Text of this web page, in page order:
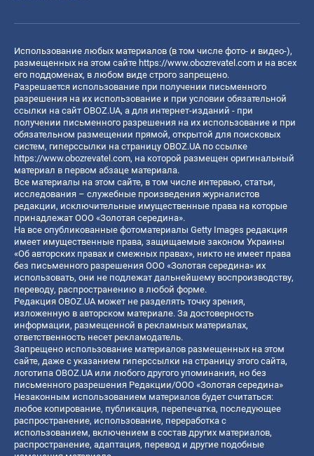
Использование любых материалов (в том числе фото- и видео-),
размещенных на этом сайте https://www.obozrevatel.com и на всех
его поддоменах, в любом виде строго запрещено.
Разрешается использование при получении письменного
разрешения на их использование и при условии обязательной
ссылки на сайт OBOZ.UA, а для интернет-изданий - при
получении письменного разрешения на их использование и при
обязательном размещении прямой, открытой для поисковых
систем, гиперссылки на страницу OBOZ.UA по ссылке
https://www.obozrevatel.com, на которой размещен оригинальный
материал в первом абзаце материала.
Все материалы на этом сайте, в том числе интервью, статьи,
исследования – служебные произведения журналистов
редакции, исключительные имущественные права на которые
принадлежат ООО «Золотая середина».
На все опубликованные фотоматериалы Getty Images редакция
имеет имущественные права, защищаемые законом Украины
«Об авторских правах и смежных правах», никто не имеет права
без письменного разрешения ООО «Золотая середина» их
использовать, они не подлежат дальнейшему воспроизводству,
переводу, распространению в любой форме.
Редакция OBOZ.UA может не разделять точку зрения,
изложенную в авторском материале. За достоверность
информации, размещенной в рекламных материалах,
ответственность несет рекламодатель.
Запрещено использование материалов размещенных на этом
сайте, даже с указанием гиперссылки на страницу этого сайта,
логотипа OBOZ.UA или любого другого упоминания, но без
письменного разрешения Редакции/ООО «Золотая середина»
Незаконным использованием материалов будет считаться:
любое копирование, публикация, перепечатка, последующее
распространение, использование, переработка с
использованием, включением в состав других материалов,
распространение, адаптация, перевод и другие подобные